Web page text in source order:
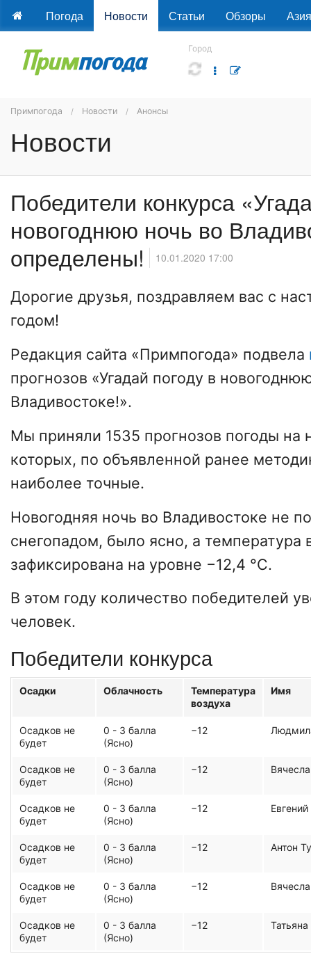
Погода Новости Статьи Обзоры Азия
Город
Примпогода Новости Анонсы
Новости
Победители конкурса
новогоднюю ночь во
определены!
10.01.2020 17:00
Дорогие друзья, поздравляем вас с
годом!
Редакция сайта «Примпогода» подвела
прогнозов «Угадай погоду в
Владивостоке!».
Мы приняли 1535 прогнозов погоды на
которых, по объявленной ранее
наиболее точные.
Новогодняя ночь во Владивостоке не
снегопадом, было ясно, а температура
зафиксирована на уровне −12,4 °С.
В этом году количество победителей
человек.
Победители конкурса
Осадки Облачность
Температура
воздуха
Имя
Осадков не
будет
0 - 3 балла
(Ясно)
−12
Осадков не
будет
0 - 3 балла
(Ясно)
−12
Осадков не
будет
0 - 3 балла
(Ясно)
−12
Осадков не
будет
0 - 3 балла
(Ясно)
−12 Антон
Осадков не
будет
0 - 3 балла
(Ясно)
−12
Осадков не
будет
0 - 3 балла
(Ясно)
−12